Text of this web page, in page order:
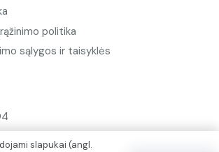
politika
sąlygos ir taisyklės
slapukai (angl.